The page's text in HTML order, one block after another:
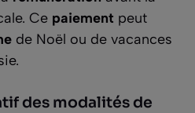
Ce paiement peut
de Noël ou de vacances
des modalités de